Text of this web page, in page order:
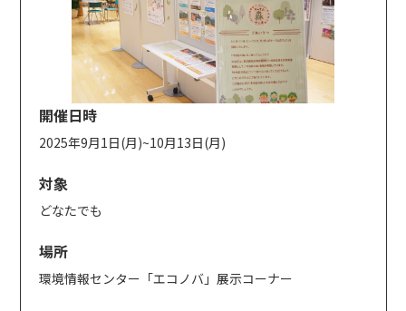
開催日時
2025年9月1日(月)~10月13日(月)
対象
どなたでも
場所
環境情報センター「エコノバ」展示コーナー